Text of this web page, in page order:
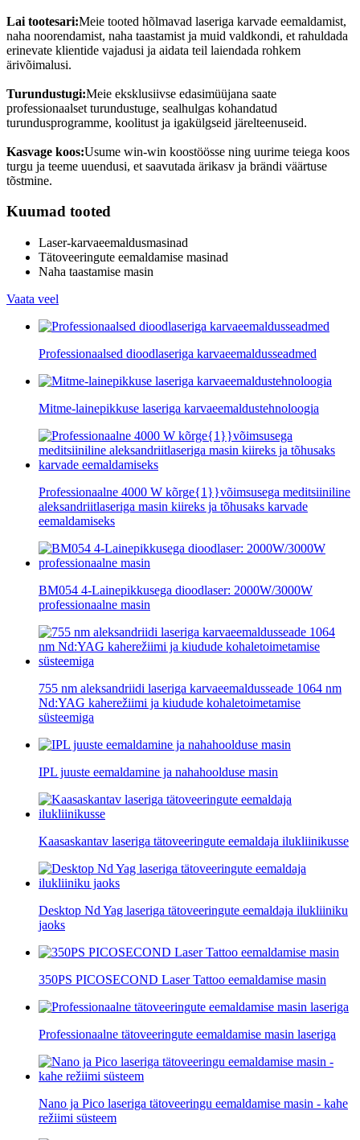
Lai tootesari:Meie tooted hõlmavad laseriga karvade eemaldamist,
naha noorendamist, naha taastamist ja muid valdkondi, et rahuldada
erinevate klientide vajadusi ja aidata teil laiendada rohkem
ärivõimalusi.
Turundustugi:Meie eksklusiivse edasimüüjana saate
professionaalset turundustuge, sealhulgas kohandatud
turundusprogramme, koolitust ja igakülgseid järelteenuseid.
Kasvage koos:Usume win-win koostöösse ning uurime teiega koos
turgu ja teeme uuendusi, et saavutada ärikasv ja brändi väärtuse
tõstmine.
Kuumad tooted
Laser-karvaeemaldusmasinad
Tätoveeringute eemaldamise masinad
Naha taastamise masin
Vaata veel
Professionaalsed dioodlaseriga karvaeemaldusseadmed
Mitme-lainepikkuse laseriga karvaeemaldustehnoloogia
Professionaalne 4000 W kõrge{1}}võimsusega meditsiiniline
aleksandriitlaseriga masin kiireks ja tõhusaks karvade
eemaldamiseks
BM054 4-Lainepikkusega dioodlaser: 2000W/3000W
professionaalne masin
755 nm aleksandriidi laseriga karvaeemaldusseade 1064 nm
Nd:YAG kaherežiimi ja kiudude kohaletoimetamise
süsteemiga
IPL juuste eemaldamine ja nahahoolduse masin
Kaasaskantav laseriga tätoveeringute eemaldaja ilukliinikusse
Desktop Nd Yag laseriga tätoveeringute eemaldaja ilukliiniku
jaoks
350PS PICOSECOND Laser Tattoo eemaldamise masin
Professionaalne tätoveeringute eemaldamise masin laseriga
Nano ja Pico laseriga tätoveeringu eemaldamise masin - kahe
režiimi süsteem